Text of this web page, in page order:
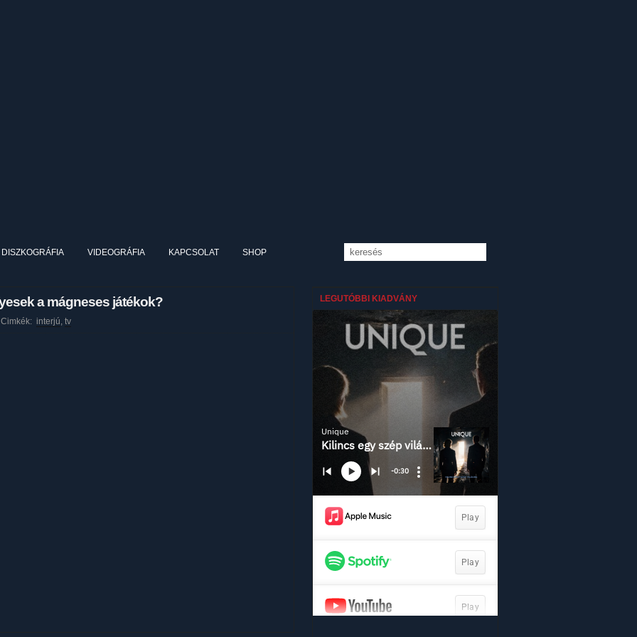
DISZKOGRÁFIA VIDEOGRÁFIA KAPCSOLAT SHOP
a mágneses játékok?
Cimkék: interjú, tv
LEGUTÓBBI KIADVÁNY